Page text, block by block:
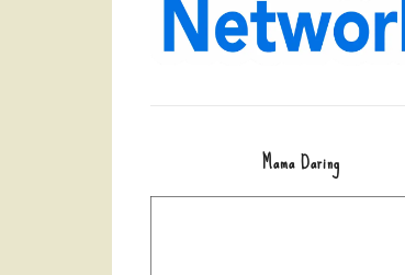
Mama Daring